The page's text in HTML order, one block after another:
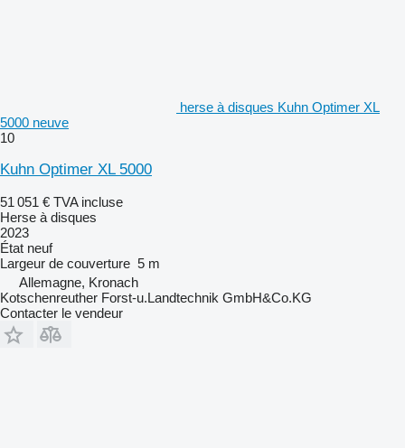
herse à disques Kuhn Optimer XL
5000 neuve
10
Kuhn Optimer XL 5000
51 051 € TVA incluse
Herse à disques
2023
État neuf
Largeur de couverture 5 m
Allemagne, Kronach
Kotschenreuther Forst-u.Landtechnik GmbH&Co.KG
Contacter le vendeur